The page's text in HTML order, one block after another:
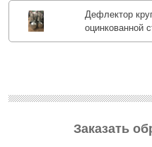
Дефлектор
оцинкованной
Заказать